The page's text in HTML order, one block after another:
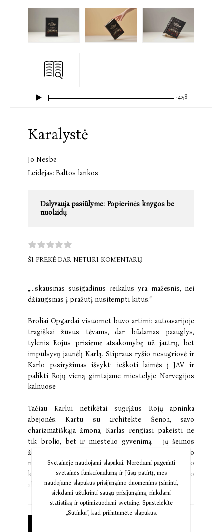
-4:58
Karalystė
Jo Nesbø
Leidėjas: Baltos lankos
Dalyvauja pasiūlyme: Popierinės knygos be
nuolaidų
ŠI PREKĖ DAR NETURI KOMENTARŲ
„...skausmas susigadinus reikalus yra mažesnis, nei
džiaugsmas į pražūtį nusitempti kitus.“
Broliai Opgardai visuomet buvo artimi: autoavarijoje
tragiškai žuvus tėvams, dar būdamas paauglys,
tylenis Rojus prisiėmė atsakomybę už jautrų, bet
impulsyvų jaunėlį Karlą. Stipraus ryšio nesugriovė ir
Karlo pasiryžimas išvykti ieškoti laimės į JAV ir
palikti Rojų vieną gimtajame miestelyje Norvegijos
kalnuose.
Tačiau Karlui netikėtai sugrįžus Rojų apninka
abejonės. Kartu su architekte Šenon, savo
charizmatiškąja žmona, Karlas rengiasi pakeisti ne
tik brolio, bet ir miestelio gyvenimą – jų šeimos
žemėje pastatyti milžinišką SPA viešbutį, niekuo
nenusileidžiantį amerikietiškiems poilsio
kompleksams. Rami Rojaus kasdienybė griūva jo
akyse...
Negana to, šią radikalią ateities viziją temdo
neišaiškintos mirtys, viena po kitos iš naujo tiriamos
Svetainėje naudojami slapukai. Norėdami pagerinti
svetainės funkcionalumą ir Jūsų patirtį, mes
naudojame slapukus prisijungimo duomenims įsiminti,
siekdami užtikrinti saugų prisijungimą, rinkdami
statistiką ir optimizuodami svetainę. Spustelėkite
„Sutinku“, kad priimtumėte slapukus.